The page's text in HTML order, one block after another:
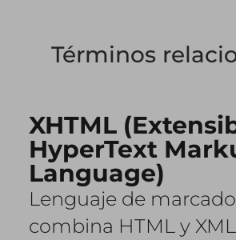
Términos
XHTML
HyperText
Language)
Lenguaje de
combina HTML y